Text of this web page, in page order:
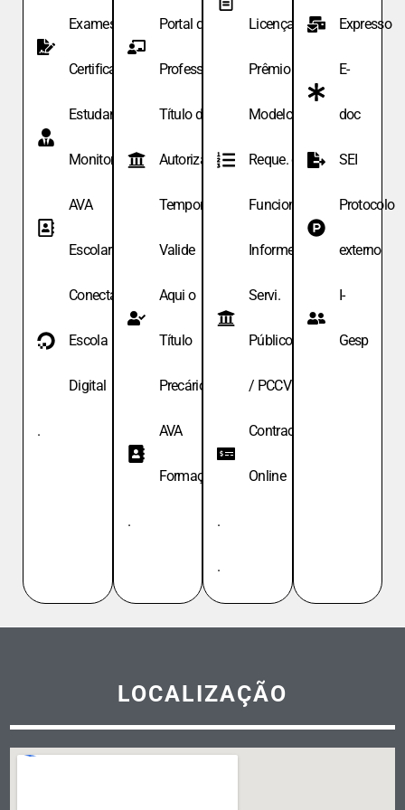
Exames de
Certificação
Estudante
Monitor
AVA
Escolar
Conecta
Escola
Digital
.
Portal do
Professor
Título de
Autoriza.
Temporária
Valide
Aqui o
Título
Precário
AVA
Formação
.
Licença
Prêmio
Modelo de
Reque. de
Funcionário
Informe
Servi.
Públicos
/ PCCV
Contracheque
Online
.
.
Expresso
E-
doc
SEI
Protocolo
externo
I-
Gesp
LOCALIZAÇÃO